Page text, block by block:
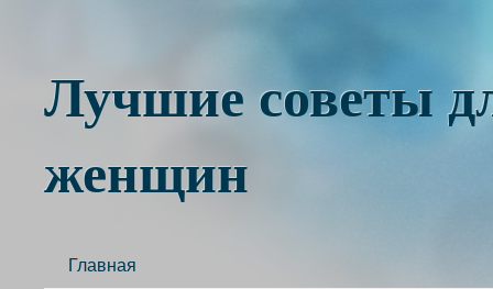
Лучшие советы
женщин
Главная